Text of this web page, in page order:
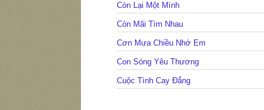
Còn Lại Một Mình
Còn Mãi Tìm Nhau
Cơn Mưa Chiều Nhớ Em
Con Sóng Yêu Thương
Cuộc Tình Cay Đắng